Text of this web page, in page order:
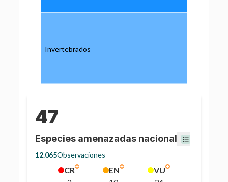
Invertebrados
47
Especies amenazadas nacional
12.065Observaciones
CR
EN
VU